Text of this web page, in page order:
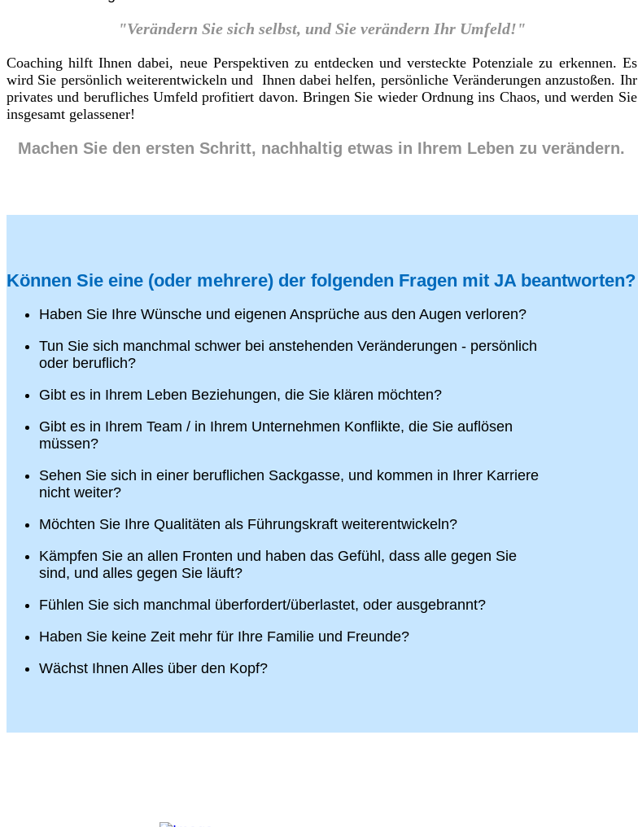
"Verändern Sie sich selbst, und Sie verändern Ihr Umfeld!"
Coaching hilft Ihnen dabei, neue Perspektiven zu entdecken und versteckte Potenziale zu erkennen. Es
wird Sie persönlich weiterentwickeln und Ihnen dabei helfen, persönliche Veränderungen anzustoßen. Ihr
privates und berufliches Umfeld profitiert davon. Bringen Sie wieder Ordnung ins Chaos, und werden Sie
insgesamt gelassener!
Machen Sie den ersten Schritt, nachhaltig etwas in Ihrem Leben zu verändern.
Können Sie eine (oder mehrere) der folgenden Fragen mit JA beantworten?
Haben Sie Ihre Wünsche und eigenen Ansprüche aus den Augen verloren?
Tun Sie sich manchmal schwer bei anstehenden Veränderungen - persönlich
oder beruflich?
Gibt es in Ihrem Leben Beziehungen, die Sie klären möchten?
Gibt es in Ihrem Team / in Ihrem Unternehmen Konflikte, die Sie auflösen
müssen?
Sehen Sie sich in einer beruflichen Sackgasse, und kommen in Ihrer Karriere
nicht weiter?
Möchten Sie Ihre Qualitäten als Führungskraft weiterentwickeln?
Kämpfen Sie an allen Fronten und haben das Gefühl, dass alle gegen Sie
sind, und alles gegen Sie läuft?
Fühlen Sie sich manchmal überfordert/überlastet, oder ausgebrannt?
Haben Sie keine Zeit mehr für Ihre Familie und Freunde?
Wächst Ihnen Alles über den Kopf?